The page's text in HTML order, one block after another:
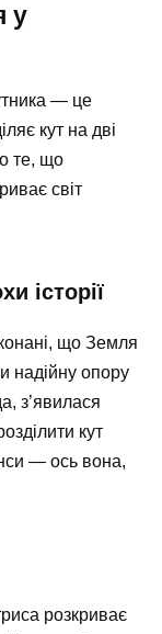
у
— це
кут на дві
те, що
світ
історії
що Земля
надійну опору
з’явилася
кут
— ось вона,
розкриває